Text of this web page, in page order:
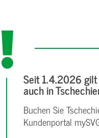
Seit 1.4.2026 gilt
auch in
Buchen Sie
Kundenportal